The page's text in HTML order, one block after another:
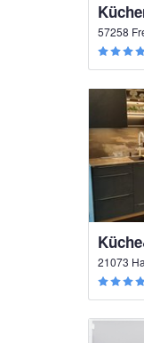
57258
21073